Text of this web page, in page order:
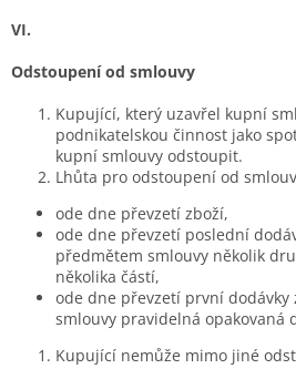
VI.
Odstoupení od smlouvy
Kupující, který uzavřel kupní
podnikatelskou činnost jako
kupní smlouvy odstoupit.
Lhůta pro odstoupení od
ode dne převzetí zboží,
ode dne převzetí poslední
předmětem smlouvy několik
několika částí,
ode dne převzetí první
smlouvy pravidelná opakovaná
Kupující nemůže mimo jiné